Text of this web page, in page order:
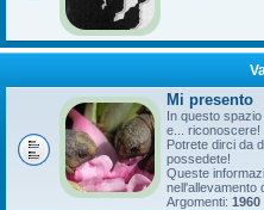
Mi presento
In questo
e... riconoscere!
Potrete dirci da
possedete!
Queste
nell'allevamento
Argomenti: 1960